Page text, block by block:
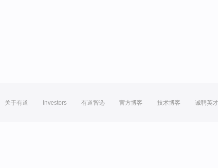
关于有道 Investors 有道智选 官方博客 技术博客 诚聘英才